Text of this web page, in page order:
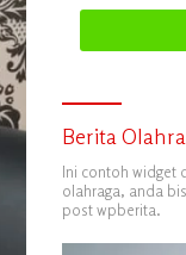
Berita
Ini contoh widget
olahraga, anda
post wpberita.